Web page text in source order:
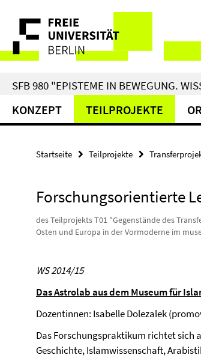
direkt
Inhalt
Service-
Navigation
SFB 980 "EPISTEME IN BEWEGUNG.
KONZEPT TEILPROJEKTE
Startseite Teilprojekte
Forschungsorientierte
des Teilprojekts T01 "Gegenstände des
Osten und Europa in der Vormoderne im
WS 2014/15
Das Astrolab aus dem Museum für
Dozentinnen: Isabelle Dolezalek
Das Forschungspraktikum richtet sich
Geschichte, Islamwissenschaft,